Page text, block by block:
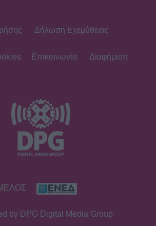
Δήλωση Εχεμύθειας
Επικοινωνία Διαφήμιση
by DPG Digital Media Group